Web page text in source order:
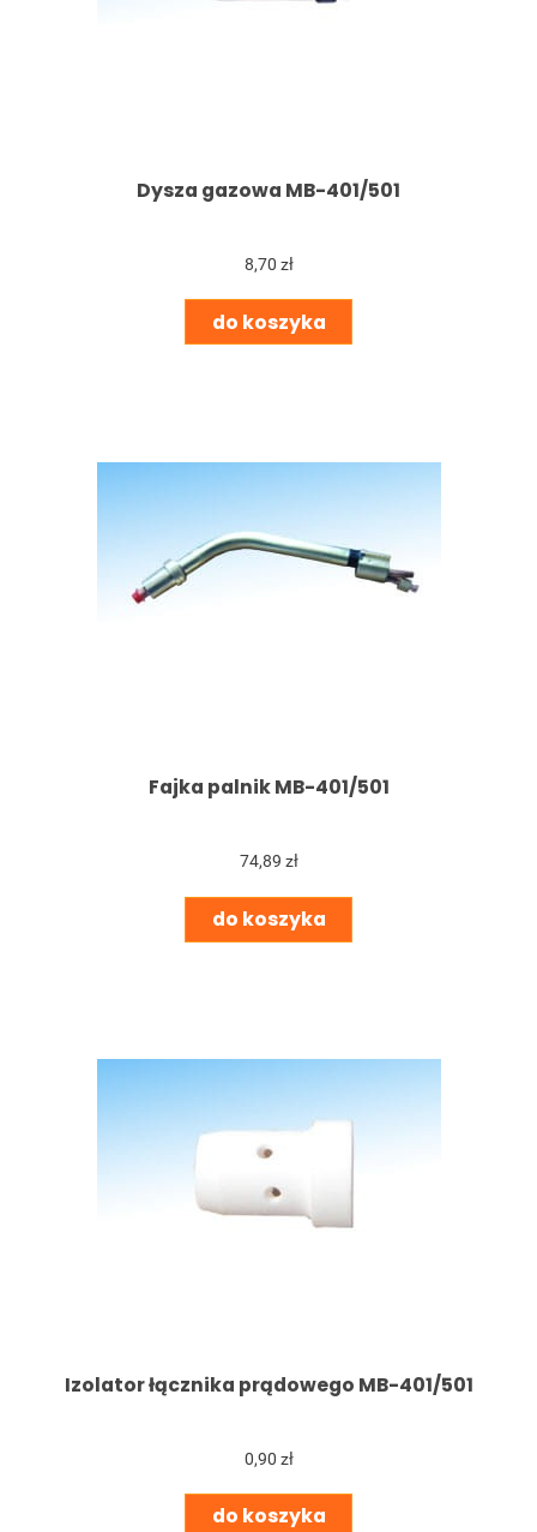
Dysza gazowa MB-401/501
8,70 zł
do koszyka
Fajka palnik MB-401/501
74,89 zł
do koszyka
Izolator łącznika prądowego MB-401/501
0,90 zł
do koszyka